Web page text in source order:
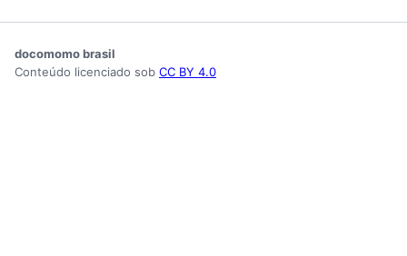
docomomo brasil
Conteúdo licenciado sob CC BY 4.0